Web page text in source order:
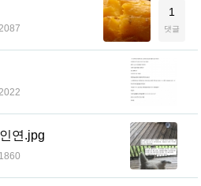
1
댓글
연.jpg
1860